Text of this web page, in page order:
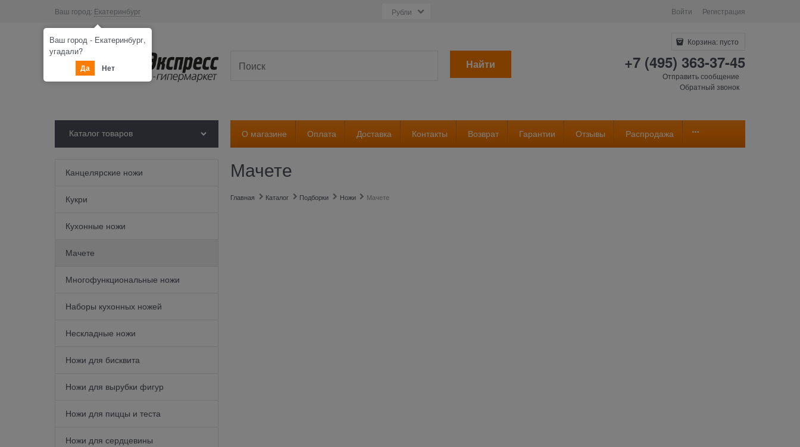
Ваш город: Екатеринбург Войти Регистрация
Найти
Корзина: пусто
+7 (495) 363-37-45
Отправить сообщение
Обратный звонок
Каталог товаров О магазине Оплата Доставка Контакты Возврат Гарантии Отзывы Распродажа
Канцелярские ножи
Кукри
Кухонные ножи
Мачете
Многофункциональные ножи
Наборы кухонных ножей
Нескладные ножи
Ножи для бисквита
Ножи для вырубки фигур
Ножи для пиццы и теста
Ножи для сердцевины
Мачете
Главная Каталог Подборки Ножи Мачете
Ваш город - Екатеринбург,
угадали?
Да Нет